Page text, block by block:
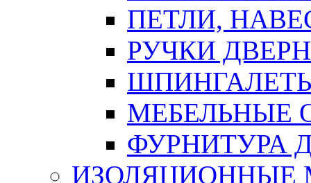
ПЕТЛИ,
РУЧКИ
МЕБЕЛЬНЫЕ
ФУРНИТУРА
ИЗОЛЯЦИОННЫЕ